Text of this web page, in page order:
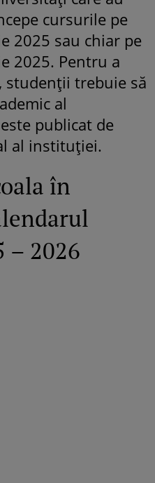
cursurile pe
2025 sau chiar pe
2025. Pentru a
studenții trebuie să
al
publicat de
al instituției.
în
– 2026